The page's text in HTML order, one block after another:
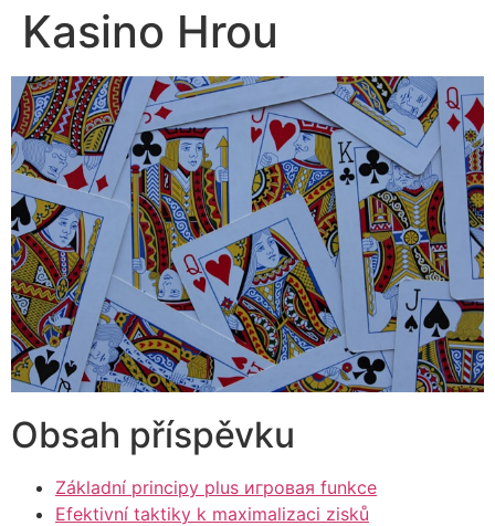
Kasino Hrou
Obsah příspěvku
Základní principy plus игровая funkce
Efektivní taktiky k maximalizaci zisků